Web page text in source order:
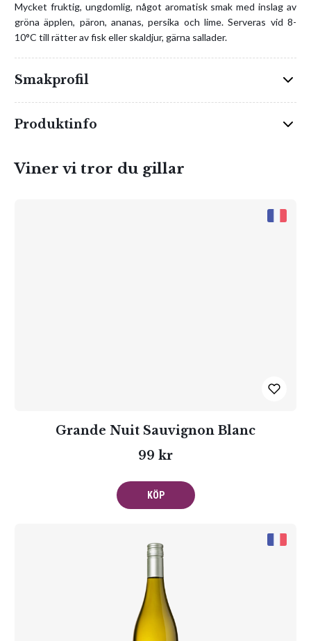
Mycket fruktig, ungdomlig, något aromatisk smak med inslag av
gröna äpplen, päron, ananas, persika och lime. Serveras vid 8-
10°C till rätter av fisk eller skaldjur, gärna sallader.
Smakprofil
Produktinfo
Viner vi tror du gillar
Grande Nuit Sauvignon Blanc
99 kr
KÖP